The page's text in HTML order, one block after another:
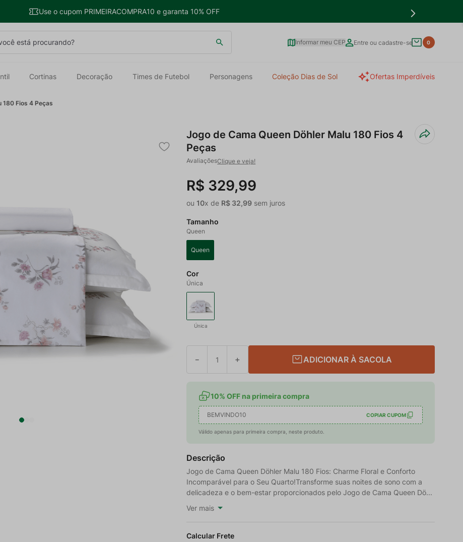
Use o cupom PRIMEIRACOMPRA10 e garanta 10% OFF
Informar meu CEP Entre ou cadastre-se 0
Cortinas Decoração Times de Futebol Personagens Coleção Dias de Sol Ofertas Imperdíveis
180 Fios 4 Peças
Jogo de Cama Queen Döhler Malu 180 Fios 4
Peças
Clique e veja!
R$ 329,99
ou10x de R$ 32,99 sem juros
Tamanho
Queen
Queen
Cor
Única
Única
＋
－ ADICIONAR À SACOLA
10% OFF na primeira compra
BEMVINDO10 COPIAR CUPOM
Válido apenas para primeira compra, neste produto.
Descrição
Jogo de Cama Queen Döhler Malu 180 Fios: Charme Floral e Conforto
Incomparável para o Seu Quarto!Transforme suas noites de sono com a
delicadeza e o bem-estar proporcionados pelo Jogo de Cama Queen Dö...
Ver mais